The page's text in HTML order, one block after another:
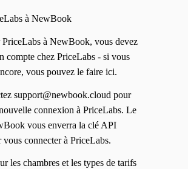
à NewBook
PriceLabs à NewBook, vous devez
compte chez PriceLabs - si vous
vous pouvez le faire ici.
support@newbook.cloud pour
connexion à PriceLabs. Le
vous enverra la clé API
vous connecter à PriceLabs.
les chambres et les types de tarifs